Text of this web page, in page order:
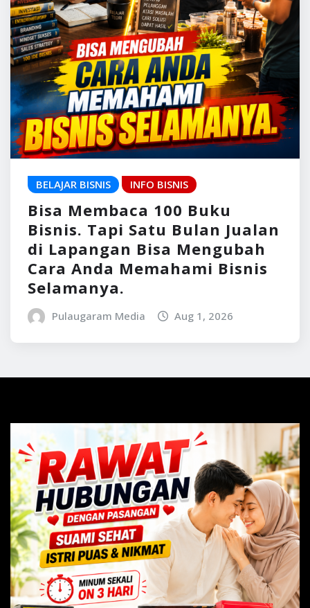
BELAJAR BISNIS INFO BISNIS
Bisa Membaca 100 Buku
Bisnis. Tapi Satu Bulan Jualan
di Lapangan Bisa Mengubah
Cara Anda Memahami Bisnis
Selamanya.
Pulaugaram Media Aug 1, 2026